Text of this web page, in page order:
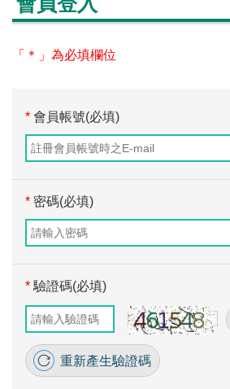
「＊」為必填欄位
* 會員帳號(必填)
* 密碼(必填)
* 驗證碼(必填)
重新產生驗證碼